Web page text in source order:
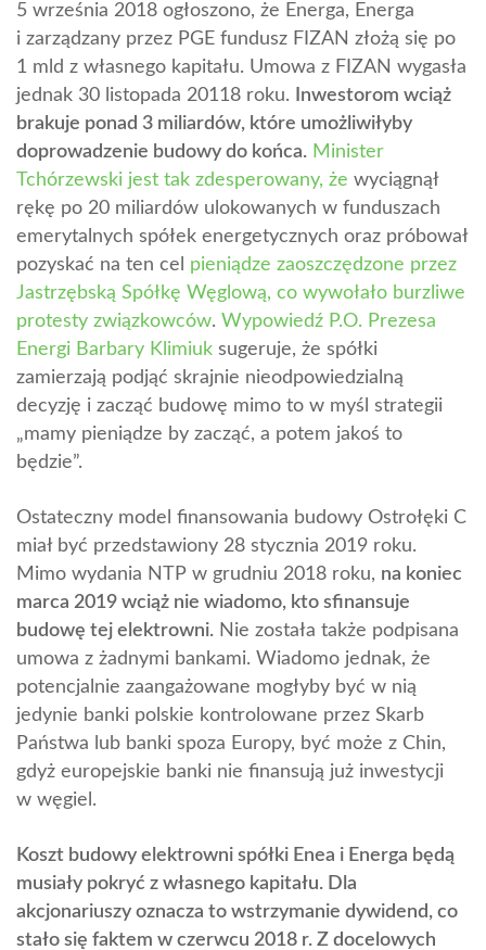
5 września 2018 ogłoszono, że Energa, Energa
i zarządzany przez PGE fundusz FIZAN złożą się po
1 mld z własnego kapitału. Umowa z FIZAN wygasła
jednak 30 listopada 20118 roku.
Inwestorom wciąż
brakuje ponad 3 miliardów, które umożliwiłyby
doprowadzenie budowy do końca. Minister
Tchórzewski jest tak zdesperowany, że wyciągnął
rękę po 20 miliardów ulokowanych w funduszach
emerytalnych spółek energetycznych oraz próbował
pozyskać na ten cel pieniądze zaoszczędzone przez
Jastrzębską Spółkę Węglową, co wywołało burzliwe
protesty związkowców. Wypowiedź P.O. Prezesa
Energi Barbary Klimiuk sugeruje, że spółki
zamierzają podjąć skrajnie nieodpowiedzialną
decyzję i zacząć budowę mimo to w myśl strategii
„mamy pieniądze by zacząć, a potem jakoś to
będzie”.
Ostateczny model finansowania budowy Ostrołęki C
miał być przedstawiony 28 stycznia 2019 roku.
Mimo wydania NTP w grudniu 2018 roku, na koniec
marca 2019 wciąż nie wiadomo, kto sfinansuje
budowę tej elektrowni. Nie została także podpisana
umowa z żadnymi bankami. Wiadomo jednak, że
potencjalnie zaangażowane mogłyby być w nią
jedynie banki polskie kontrolowane przez Skarb
Państwa lub banki spoza Europy, być może z Chin,
gdyż europejskie banki nie finansują już inwestycji
w węgiel.
Koszt budowy elektrowni spółki Enea i Energa będą
musiały pokryć z własnego kapitału. Dla
akcjonariuszy oznacza to wstrzymanie dywidend, co
stało się faktem w czerwcu 2018 r. Z docelowych